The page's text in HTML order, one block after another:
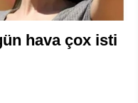
hava çox isti